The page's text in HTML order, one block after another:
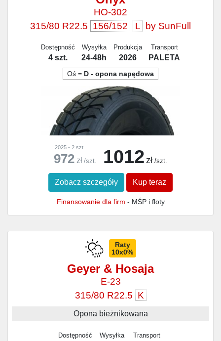
HO-302
315/80 R22.5 156/152 L by SunFull
Dostępność
4 szt.
Wysyłka
24-48h
Produkcja
2026
Transport
PALETA
Oś = D - opona napędowa
2025 - 2 szt.
972 zł /szt. 1012 zł /szt.
Zobacz szczegóły Kup teraz
Finansowanie dla firm - MŚP i floty
Raty
10x0%
Geyer & Hosaja
E-23
315/80 R22.5 K
Opona bieżnikowana
Dostępność Wysyłka Transport